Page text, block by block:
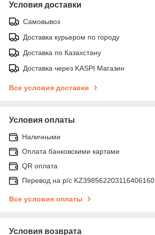
Условия доставки
Самовывоз
Доставка курьером по городу
Доставка по Казахстану
Доставка через KASPI Магазин
Все условия доставки
Условия оплаты
Наличными
Оплата банковскими картами
QR оплата
Перевод на р/с KZ398562203116406160
Все условия оплаты
Условия возврата